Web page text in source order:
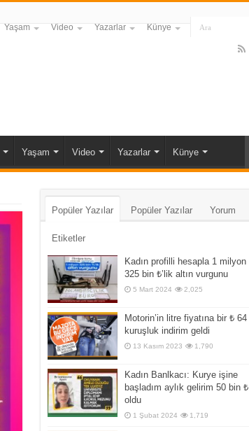
Yaşam Video Yazarlar Künye
Yaşam Video Yazarlar Künye
Popüler Yazılar Popüler Yazılar Yorum
Etiketler
Kadın profilli hesapla 1 milyon
325 bin ₺’lik altın vurgunu
5 Mart 2024 2,025
Motorin’in litre fiyatına bir ₺ 64
kuruşluk indirim geldi
13 Kasım 2023 1,790
Kadın Banlkacı: Kurye işine
başladım aylık gelirim 50 bin ₺
oldu
1 Şubat 2024 1,719